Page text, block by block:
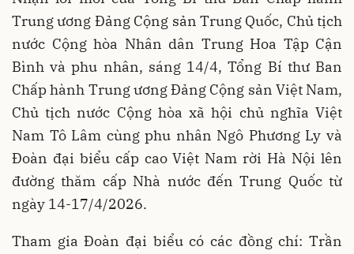
Trung ương Đảng Cộng sản Trung Quốc, Chủ tịch
nước Cộng hòa Nhân dân Trung Hoa Tập Cận
Bình và phu nhân, sáng 14/4, Tổng Bí thư Ban
Chấp hành Trung ương Đảng Cộng sản Việt Nam,
Chủ tịch nước Cộng hòa xã hội chủ nghĩa Việt
Nam Tô Lâm cùng phu nhân Ngô Phương Ly và
Đoàn đại biểu cấp cao Việt Nam rời Hà Nội lên
đường thăm cấp Nhà nước đến Trung Quốc từ
ngày 14-17/4/2026.
Tham gia Đoàn đại biểu có các đồng chí: Trần